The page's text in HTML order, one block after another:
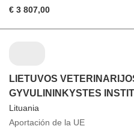
€ 3 807,00
LIETUVOS
GYVULININKYSTES
Lituania
Aportación de la UE